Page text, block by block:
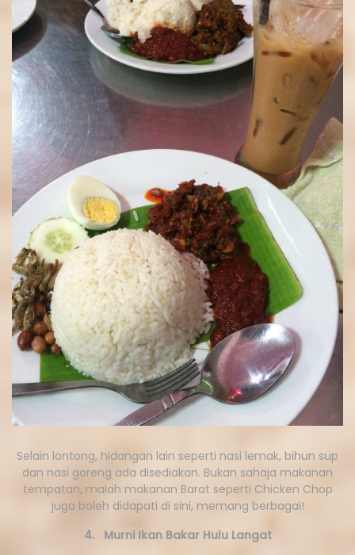
Selain lontong, hidangan lain seperti nasi lemak, bihun sup
dan nasi goreng ada disediakan. Bukan sahaja makanan
tempatan, malah makanan Barat seperti Chicken Chop
juga boleh didapati di sini, memang berbagai!
4. Murni Ikan Bakar Hulu Langat